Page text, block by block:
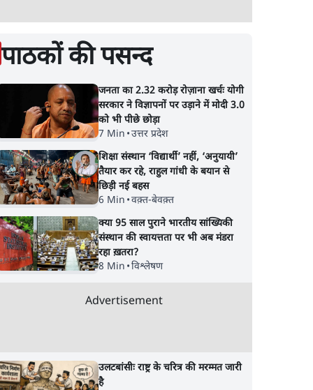
पाठकों की पसन्द
जनता का 2.32 करोड़ रोज़ाना खर्चः योगी
सरकार ने विज्ञापनों पर उड़ाने में मोदी 3.0
को भी पीछे छोड़ा
7 Min •उत्तर प्रदेश
शिक्षा संस्थान ‘विद्यार्थी’ नहीं, ‘अनुयायी’
तैयार कर रहे, राहुल गांधी के बयान से
छिड़ी नई बहस
6 Min •वक़्त-बेवक़्त
क्या 95 साल पुराने भारतीय सांख्यिकी
संस्थान की स्वायत्तता पर भी अब मंडरा
रहा ख़तरा?
8 Min •विश्लेषण
Advertisement
उलटबांसीः राष्ट्र के चरित्र की मरम्मत जारी
है